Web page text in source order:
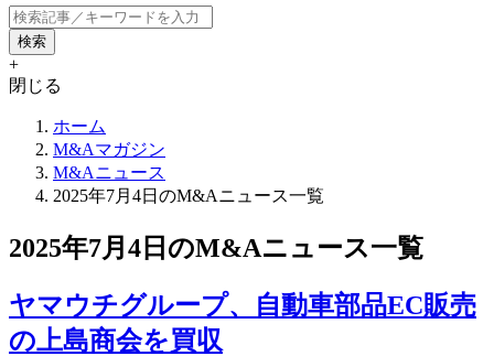
+
閉じる
ホーム
M&Aマガジン
M&Aニュース
2025年7月4日のM&Aニュース一覧
2025年7月4日のM&Aニュース一覧
ヤマウチグループ、自動車部品EC販売
の上島商会を買収